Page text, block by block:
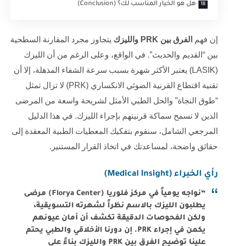
هل هو الخيار المناسب لك؟ (Conclusion)
إن فهم الفرق بين PRK والليزك
يتجاوز مجرد المقارنة السطحية
بين “القديم والحديث”. في الواقع، وعلى الرغم من أن الليزك
(LASIK) يعتبر الأكثر شهرة بسبب سرعة الشفاء المذهلة، إلا أن
تقنية اقتطاع القرنية الضوئي الانكساري (PRK) لا تزال تمثل
“طوق النجاة” والحل الطبي الأمثل لشريحة واسعة من المرضى
الذين لا تسمح سماكة قرنيتهم بإجراء الليزك. في هذا الدليل
المرجعي الشامل، سنقوم بتفكيك المعطيات الطبية المعقدة إلى
حقائق واضحة، لمساعدتك في اتخاذ القرار المستنير.
رأي الخبراء (Medical Insight)
“نواجه يومياً في مركز فلوريا (Florya Center) مرضى
يطلبون الليزك بالاسم نظراً لشهرته التسويقية،
ولكن الفحوصات الدقيقة تكشف أن أمان عيونهم
يكمن في إجراء PRK. إن دورنا الأخلاقي والطبي يحتم
علينا توضيح الفرق بين PRK والليزك بناءً على